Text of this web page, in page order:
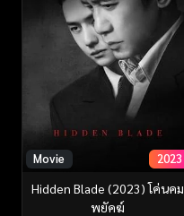
Movie 2023
Hidden Blade (2023) โค่นคม
พยัคฆ์